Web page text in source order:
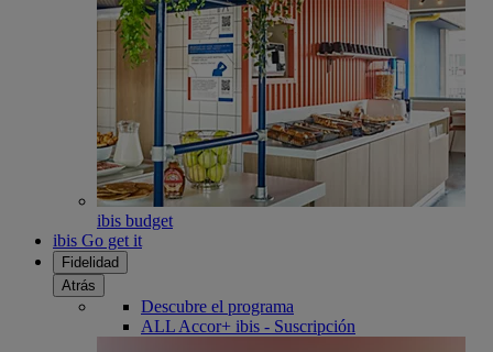
ibis budget
ibis Go get it
Fidelidad
Atrás
Descubre el programa
ALL Accor+ ibis - Suscripción